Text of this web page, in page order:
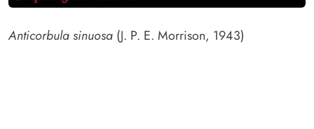
Anticorbula sinuosa (J. P. E. Morrison, 1943)